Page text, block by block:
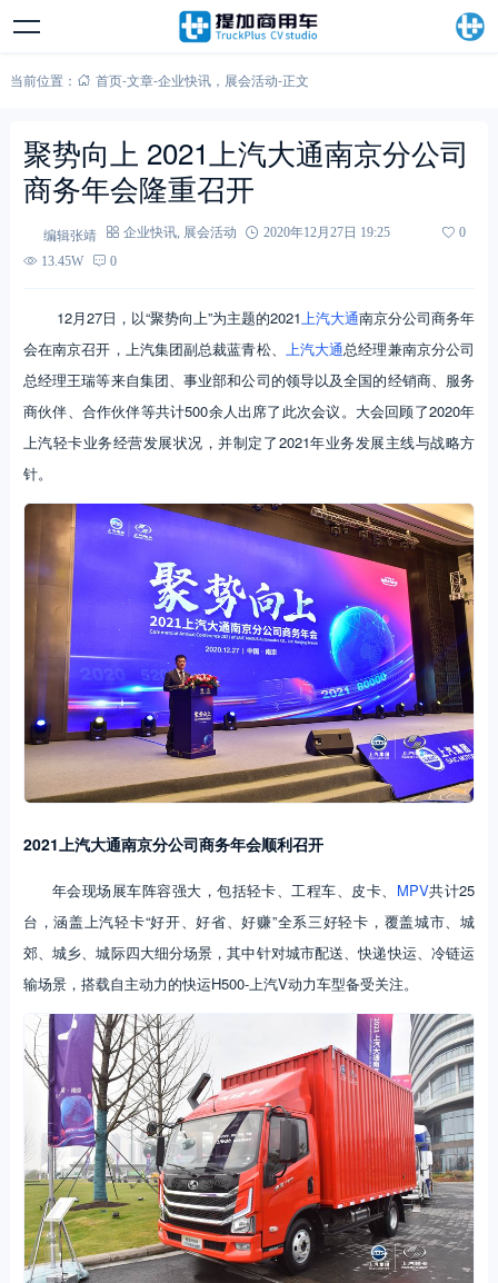
当前位置： 首页-文章-企业快讯， 展会活动-正文
聚势向上 2021上汽大通南京分公司
商务年会隆重召开
编辑张靖 企业快讯, 展会活动 2020年12月27日 19:25
0
13.45W
0
12月27日，以“聚势向上”为主题的2021上汽大通南京分公司商务年
会在南京召开，上汽集团副总裁蓝青松、 上汽大通总经理兼南京分公司
总经理王瑞等来自集团、事业部和公司的领导以及全国的经销商、服务
商伙伴、合作伙伴等共计500余人出席了此次会议。大会回顾了2020年
上汽轻卡业务经营发展状况，并制定了2021年业务发展主线与战略方
针。
2021 上汽大通南京分公司商务年会顺利召开
年会现场展车阵容强大，包括轻卡、工程车、皮卡、 MPV共计25
台，涵盖上汽轻卡“好开、好省、好赚”全系三好轻卡，覆盖城市、城
郊、城乡、城际四大细分场景，其中针对城市配送、快递快运、冷链运
输场景，搭载自主动力的快运H500-上汽V动力车型备受关注。